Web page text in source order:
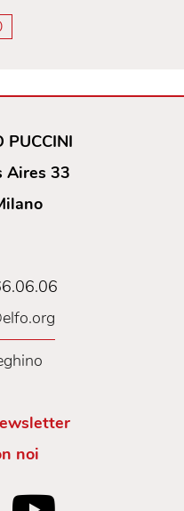
PUCCINI
Aires 33
noi